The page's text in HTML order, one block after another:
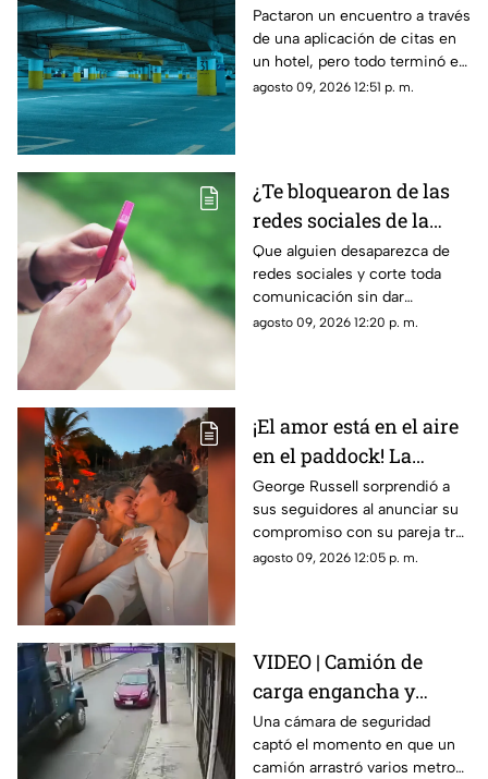
nuevo modus operandi
de rob0 tras conocerse
de una aplicación de
citas
Pactaron un encuentro a través
de una aplicación de citas en
un hotel, pero todo terminó en
un rob0 agravado
agosto 09, 2026 12:51 p. m.
¿Te bloquearon de las
redes sociales de la
nada? La razón
psicológica por la que
algunas personas
eligen el contacto cero
Que alguien desaparezca de
redes sociales y corte toda
comunicación sin dar
explicaciones genera ansiedad
agosto 09, 2026 12:20 p. m.
¡El amor está en el aire
en el paddock! La
romántica propuesta
de matrimonio de
George Russell a
Carmen Montero
George Russell sorprendió a
sus seguidores al anunciar su
compromiso con su pareja tras
más de cinco años juntos
agosto 09, 2026 12:05 p. m.
VIDEO | Camión de
carga engancha y
destruye vehículo
estacionado
Una cámara de seguridad
captó el momento en que un
camión arrastró varios metros